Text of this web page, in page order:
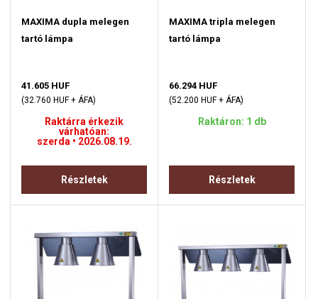
MAXIMA dupla melegen
tartó lámpa
41.605 HUF
(32.760 HUF + ÁFA)
Raktárra érkezik
várhatóan:
szerda • 2026.08.19.
Részletek
MAXIMA tripla melegen
tartó lámpa
66.294 HUF
(52.200 HUF + ÁFA)
Raktáron: 1 db
Részletek